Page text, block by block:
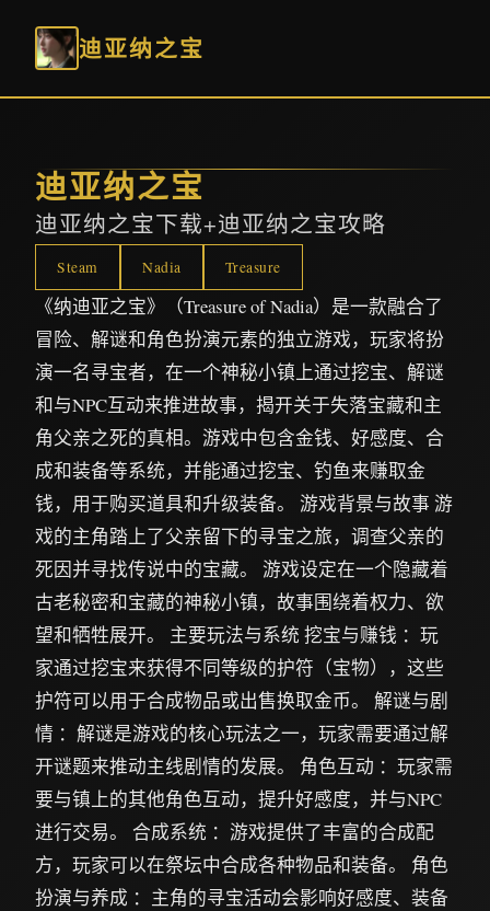
迪亚纳之宝
迪亚纳之宝
迪亚纳之宝下载+迪亚纳之宝攻略
Steam Nadia Treasure
《纳迪亚之宝》（Treasure of Nadia）是一款融合了
冒险、解谜和角色扮演元素的独立游戏，玩家将扮
演一名寻宝者，在一个神秘小镇上通过挖宝、解谜
和与NPC互动来推进故事，揭开关于失落宝藏和主
角父亲之死的真相。游戏中包含金钱、好感度、合
成和装备等系统，并能通过挖宝、钓鱼来赚取金
钱，用于购买道具和升级装备。 游戏背景与故事 游
戏的主角踏上了父亲留下的寻宝之旅，调查父亲的
死因并寻找传说中的宝藏。 游戏设定在一个隐藏着
古老秘密和宝藏的神秘小镇，故事围绕着权力、欲
望和牺牲展开。 主要玩法与系统 挖宝与赚钱 ：玩
家通过挖宝来获得不同等级的护符（宝物），这些
护符可以用于合成物品或出售换取金币。 解谜与剧
情 ：解谜是游戏的核心玩法之一，玩家需要通过解
开谜题来推动主线剧情的发展。 角色互动 ：玩家需
要与镇上的其他角色互动，提升好感度，并与NPC
进行交易。 合成系统 ：游戏提供了丰富的合成配
方，玩家可以在祭坛中合成各种物品和装备。 角色
扮演与养成 ：主角的寻宝活动会影响好感度、装备